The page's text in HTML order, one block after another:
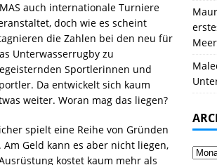
auch internationale Turniere
doch wie es scheint
die Zahlen bei den neu für
Unterwasserrugby zu
Sportlerinnen und
Da entwickelt sich kaum
weiter. Woran mag das liegen?
spielt eine Reihe von Gründen
Am Geld kann es aber nicht liegen,
kostet kaum mehr als